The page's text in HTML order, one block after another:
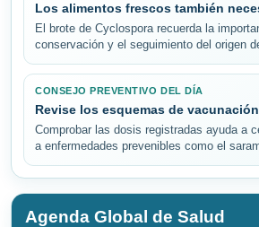
Los alimentos frescos también
El brote de Cyclospora recuerda la
conservación y el seguimiento del origen
CONSEJO PREVENTIVO DEL DÍA
Revise los esquemas de
Comprobar las dosis registradas ayuda a
a enfermedades prevenibles como el
Agenda Global de Salud